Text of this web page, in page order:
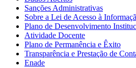
Sanções Administrativas
Sobre a Lei de Acesso à
Plano de Desenvolvimento
Atividade Docente
Plano de Permanência e Êxito
Transparência e Prestação de
Enade